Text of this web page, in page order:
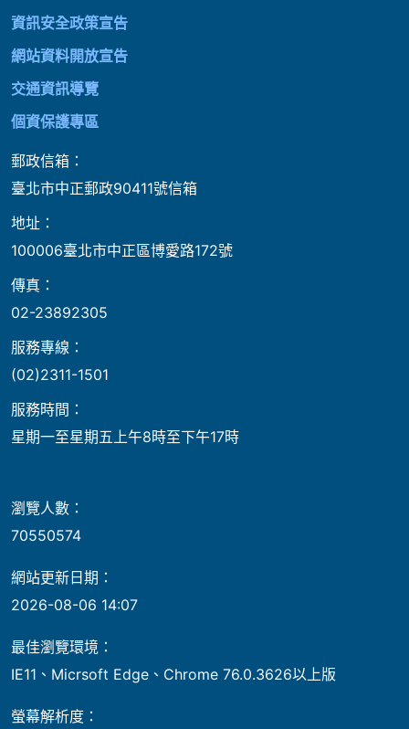
資訊安全政策宣告
網站資料開放宣告
交通資訊導覽
個資保護專區
郵政信箱：
臺北市中正郵政90411號信箱
地址：
100006臺北市中正區博愛路172號
傳真：
02-23892305
服務專線：
(02)2311-1501
服務時間：
星期一至星期五上午8時至下午17時
瀏覽人數：
70550574
網站更新日期：
2026-08-06 14:07
最佳瀏覽環境：
IE11、Micrsoft Edge、Chrome 76.0.3626以上版
螢幕解析度：